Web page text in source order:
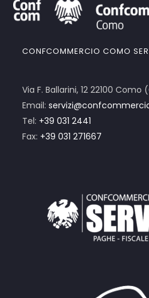
CONFCOMMERCIO COMO
Via F. Ballarini, 12 22100 Como
Email:
Tel: +39 031 2441
Fax: +39 031 271667